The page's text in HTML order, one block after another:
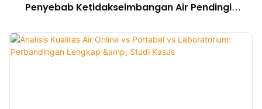
Penyebab Ketidakseimbangan Air Pendingin
Pemantauan yang Akurat